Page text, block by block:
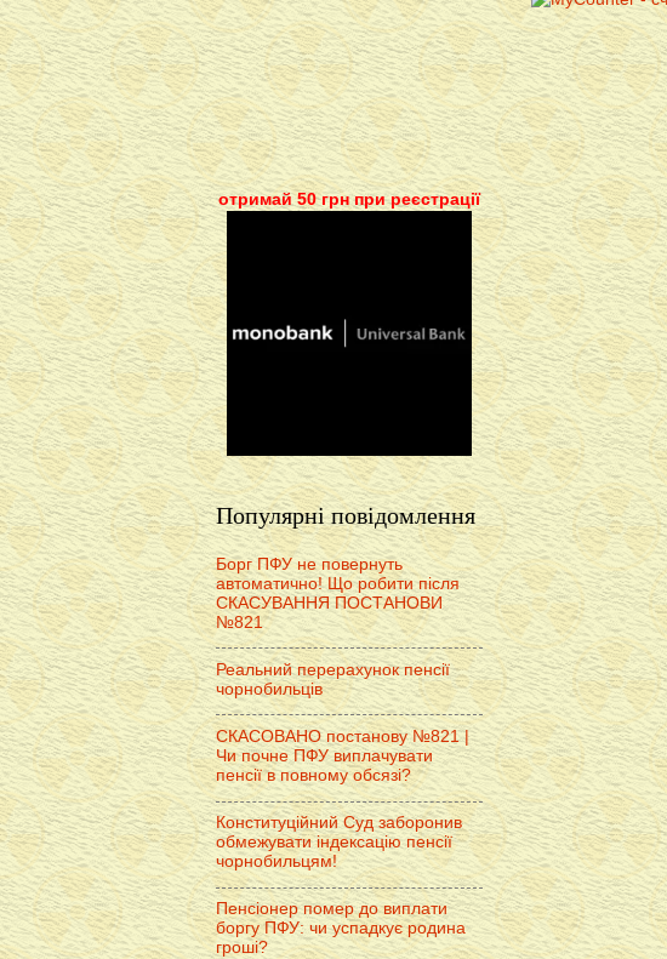
отримай 50 грн при реєстрації
Популярні повідомлення
Борг ПФУ не повернуть
автоматично! Що робити після
СКАСУВАННЯ ПОСТАНОВИ
№821
Реальний перерахунок пенсії
чорнобильців
СКАСОВАНО постанову №821 |
Чи почне ПФУ виплачувати
пенсії в повному обсязі?
Конституційний Суд заборонив
обмежувати індексацію пенсії
чорнобильцям!
Пенсіонер помер до виплати
боргу ПФУ: чи успадкує родина
гроші?